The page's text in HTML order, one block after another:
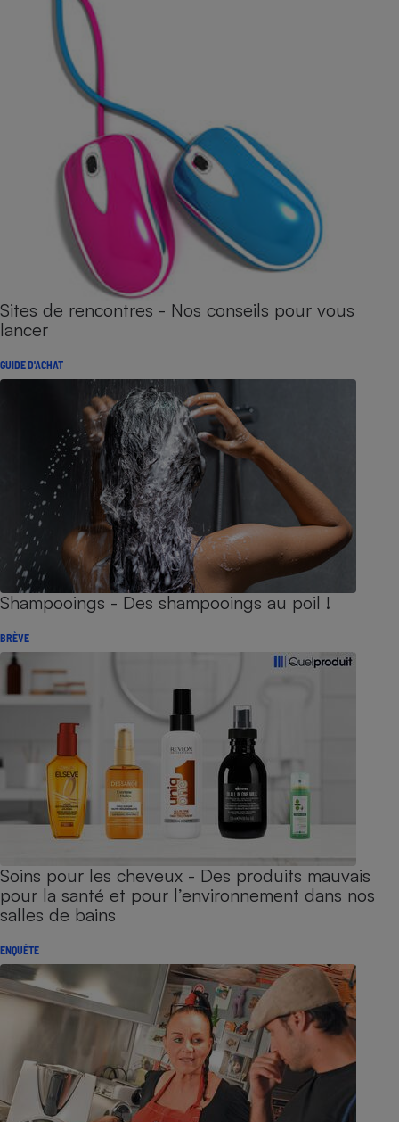
Sites de rencontres - Nos conseils pour vous
lancer
GUIDE D'ACHAT
Shampooings - Des shampooings au poil !
BRÈVE
Soins pour les cheveux - Des produits mauvais
pour la santé et pour l’environnement dans nos
salles de bains
ENQUÊTE